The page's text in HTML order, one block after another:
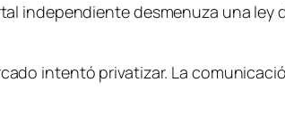
independiente desmenuza una
intentó privatizar. La